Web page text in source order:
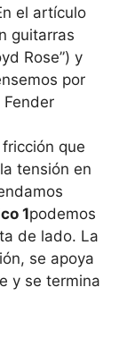
el artículo
guitarras
Rose”) y
por
que
tensión en
1podemos
de lado. La
se apoya
y se termina